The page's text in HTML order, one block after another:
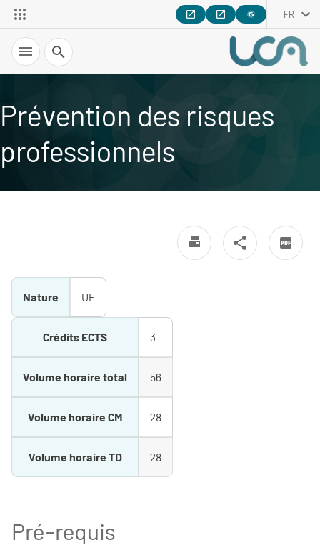
FR
Recherche
Prévention des risques
professionnels
Nature UE
Crédits ECTS 3
Volume horaire total 56
Volume horaire CM 28
Volume horaire TD 28
Pré-requis